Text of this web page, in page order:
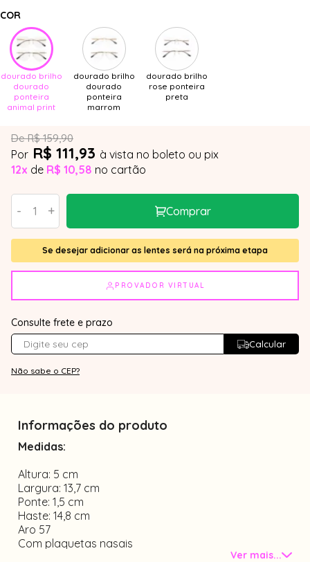
COR
dourado brilho
dourado
ponteira
animal print
dourado brilho
dourado
ponteira
marrom
dourado brilho
rose ponteira
preta
De R$ 159,90
Por R$ 111,93 à vista no boleto ou pix
12x de R$ 10,58 no cartão
- + Comprar
Se desejar adicionar as lentes será na próxima etapa
PROVADOR VIRTUAL
Consulte frete e prazo
Calcular
Não sabe o CEP?
Informações do produto
Medidas:
Altura: 5 cm
Largura: 13,7 cm
Ponte: 1,5 cm
Haste: 14,8 cm
Aro 57
Com plaquetas nasais
Ver mais...